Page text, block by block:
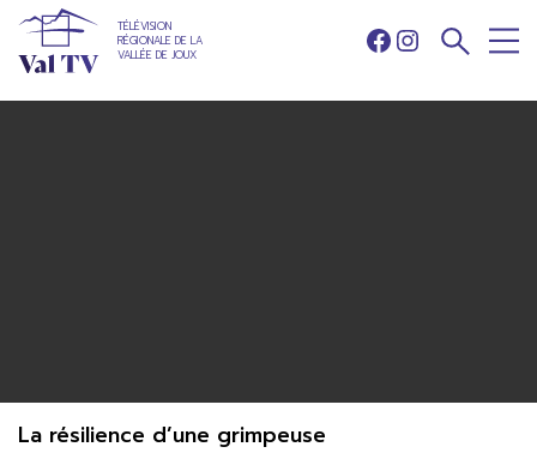
TÉLÉVISION
RÉGIONALE DE LA
VALLÉE DE JOUX
Facebook
Instagram
La résilience d’une grimpeuse